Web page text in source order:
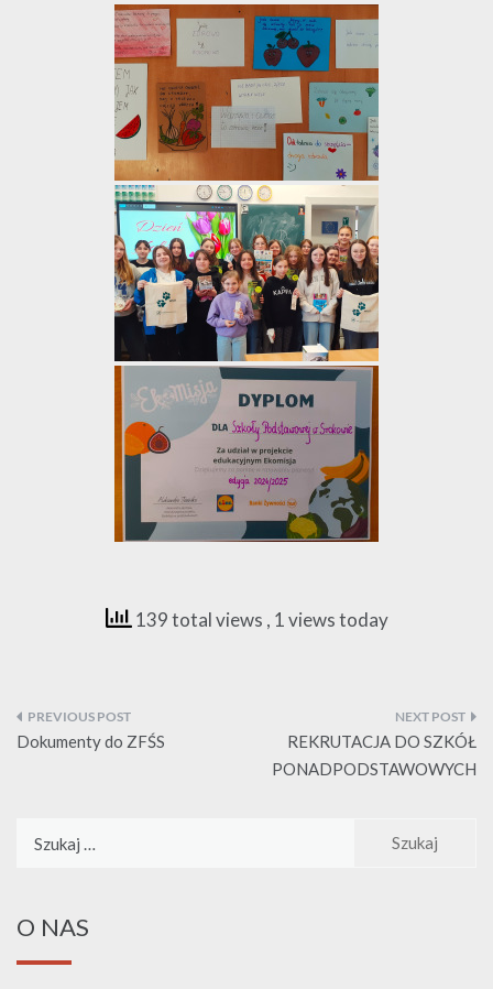
139 total views , 1 views today
Nawigacja
wpisu
Dokumenty do ZFŚS
REKRUTACJA DO SZKÓŁ
PONADPODSTAWOWYCH
O NAS